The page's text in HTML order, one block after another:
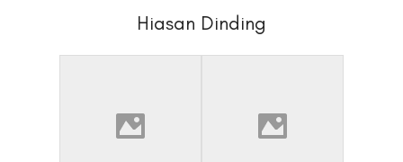
Hiasan Dinding